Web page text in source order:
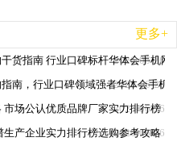
更多+
2026-06-26
货指南 行业口碑标杆华体会手机网
2026-06-26
南，行业口碑领域强者华体会手机
2026-06-26
场公认优质品牌厂家实力排行榜
2026-06-26
产企业实力排行榜选购参考攻略